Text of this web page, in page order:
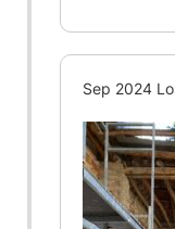
Sep 2024